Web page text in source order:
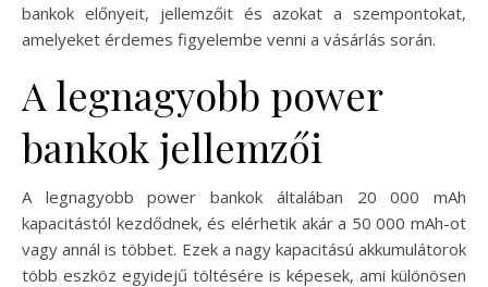
bankok előnyeit, jellemzőit és azokat a szempontokat,
amelyeket érdemes figyelembe venni a vásárlás során.
A legnagyobb power
bankok jellemzői
A legnagyobb power bankok általában 20 000 mAh
kapacitástól kezdődnek, és elérhetik akár a 50 000 mAh-ot
vagy annál is többet. Ezek a nagy kapacitású akkumulátorok
több eszköz egyidejű töltésére is képesek, ami különösen